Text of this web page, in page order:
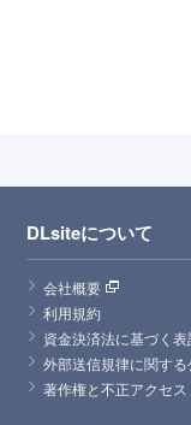
DLsiteについて
会社概要
利用規約
資金決済法に基づく表
外部送信規律に関する
著作権と不正アクセス